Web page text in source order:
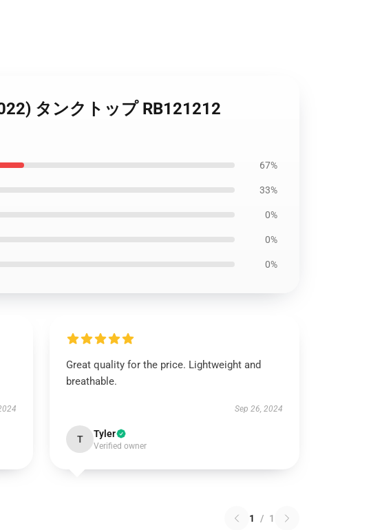
タンクトップ RB121212
67%
33%
0%
0%
0%
Great quality for the price. Lightweight and
breathable.
Sep 26, 2024
T Tyler
Verified owner
1 / 1